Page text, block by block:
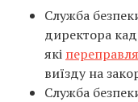
Служба
директора
які
виїзду на
Служба